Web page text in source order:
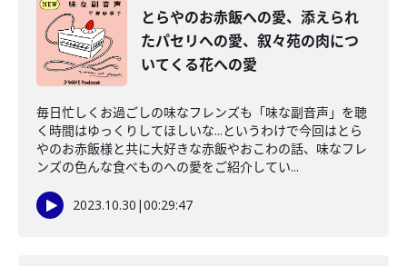
とらやのお赤飯への愛、添えられ
たパセリへの愛、叙々苑の肉につ
いてくる花への愛
毎日忙しくお過ごしの味なフレンズも「味な副音声」を聴
く時間はゆっくりしてほしいな...というわけで今回はとら
やのお赤飯様と共に大好きな赤飯やおこわの話、味なフレ
ンズの色んな食べものへの愛をご紹介してい...
2023.10.30 |00:29:47